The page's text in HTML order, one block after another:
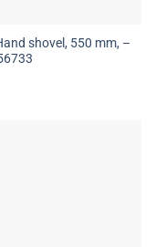
shovel, 550 mm, –